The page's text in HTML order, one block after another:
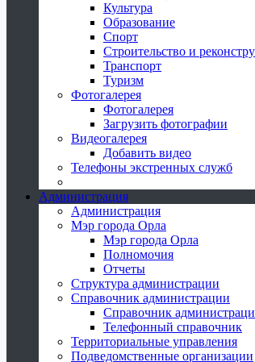
Культура
Образование
Спорт
Строительство и
Транспорт
Туризм
Фотогалерея
Фотогалерея
Загрузить фотографии
Видеогалерея
Добавить видео
Телефоны экстренных служб
Администрация
Администрация
Мэр города Орла
Мэр города Орла
Полномочия
Отчеты
Структура администрации
Справочник администрации
Справочник
Телефонный справочник
Территориальные управления
Подведомственные организации